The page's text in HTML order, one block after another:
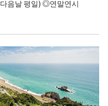
음날 평일) ◎연말연시